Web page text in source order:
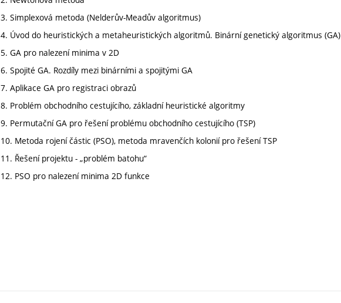
3. Simplexová metoda (Nelderův-Meadův algoritmus)
4. Úvod do heuristických a metaheuristických algoritmů. Binární genetický algoritmus (GA)
5. GA pro nalezení minima v 2D
6. Spojité GA. Rozdíly mezi binárními a spojitými GA
7. Aplikace GA pro registraci obrazů
8. Problém obchodního cestujícího, základní heuristické algoritmy
9. Permutační GA pro řešení problému obchodního cestujícího (TSP)
10. Metoda rojení částic (PSO), metoda mravenčích kolonií pro řešení TSP
11. Řešení projektu - „problém batohu“
12. PSO pro nalezení minima 2D funkce